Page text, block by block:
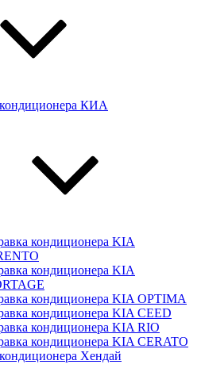
кондиционера КИА
кондиционера KIA
кондиционера KIA
кондиционера KIA OPTIMA
кондиционера KIA CEED
кондиционера KIA RIO
кондиционера KIA CERATO
Хендай